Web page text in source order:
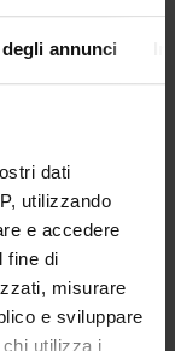
annunci
dati
utilizzando
e accedere
fine di
misurare
e sviluppare
utilizza i